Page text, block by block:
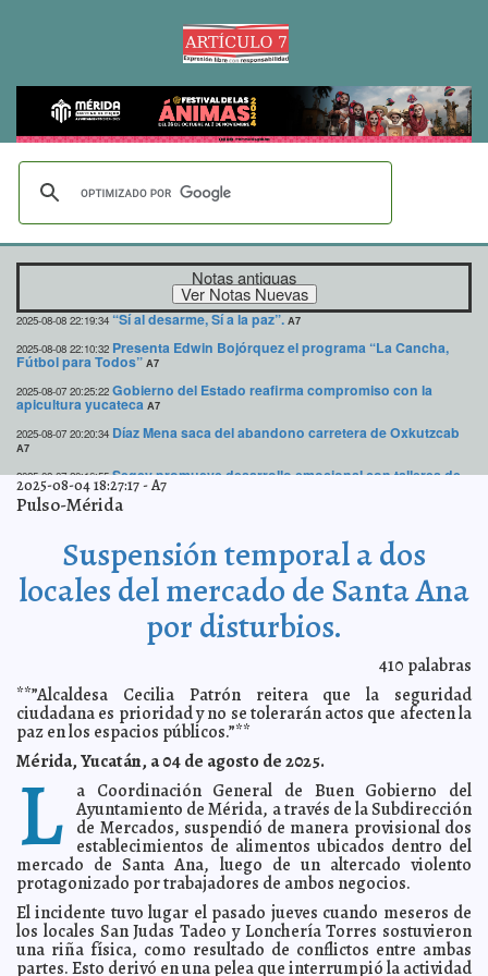
Notas antiguas
2025-08-08 22:19:34 “Sí al desarme, Sí a la paz”. A7
2025-08-08 22:10:32 Presenta Edwin Bojórquez el programa “La Cancha,
Fútbol para Todos” A7
2025-08-07 20:25:22 Gobierno del Estado reafirma compromiso con la
apicultura yucateca A7
2025-08-07 20:20:34 Díaz Mena saca del abandono carretera de Oxkutzcab
A7
2025-08-07 20:16:55 Segey promueve desarrollo emocional con talleres de
verano para niñas, niños y adolescentes
Cecilia Patrón sostiene reunión con directiva de INDEX
2025-08-07 20:08:44 "UADY incorpora robot interactivo en terapias infantiles
de rehabilitación."
2025-08-07 20:03:36 Sesiona la Comision de vigilancia de la cuenta publica,
transparencia y corrupciòn: evaluaràn a la ASEY
Con el Mega Operativo, Cecilia Patrón supervisa la
A7
2025-08-07 19:04:24 Dar voz y fuerza a las juventudes, compromiso de
Brenda Ruz A7
2025-08-07 17:20:19 Comité interinstitucional descarta presencia de marea
roja en Yucatán
2025-08-06 19:32:33 Cecilia Patrón impulsa la autonomía económica y
libertad para las mujeres de Mérida. A7
2025-08-06 19:29:20 SSY realizará Jornadas Gratuitas de Papanicolaou
durante agosto A7
2025-08-06 19:26:21 Renacimiento Maya impulsa justicia social con riego
solar en Kinchil A7
Entregan baños ecológicos para fortalecer turismo en
San Felipe A7
2025-08-06 19:17:54 Espacios culturales de Sedeculta abren inscripciones
para talleres A7
2025-08-04 18:27:17-A7
Pulso-Mérida
Suspensión temporal a dos
locales del mercado de Santa Ana
por disturbios.
410 palabras
**”Alcaldesa Cecilia Patrón reitera que la seguridad
ciudadana es prioridad y no se tolerarán actos que afecten la
paz en los espacios públicos.”**
Mérida, Yucatán, a 04 de agosto de 2025.
L a Coordinación General de Buen Gobierno del
Ayuntamiento de Mérida, a través de la Subdirección
de Mercados, suspendió de manera provisional dos
establecimientos de alimentos ubicados dentro del
mercado de Santa Ana, luego de un altercado violento
protagonizado por trabajadores de ambos negocios.
El incidente tuvo lugar el pasado jueves cuando meseros de
los locales San Judas Tadeo y Lonchería Torres sostuvieron
una riña física, como resultado de conflictos entre ambas
partes. Esto derivó en una pelea que interrumpió la actividad